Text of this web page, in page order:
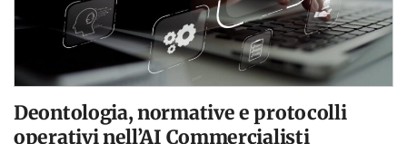
Deontologia, normative e protocolli
operativi nell’AI Commercialisti